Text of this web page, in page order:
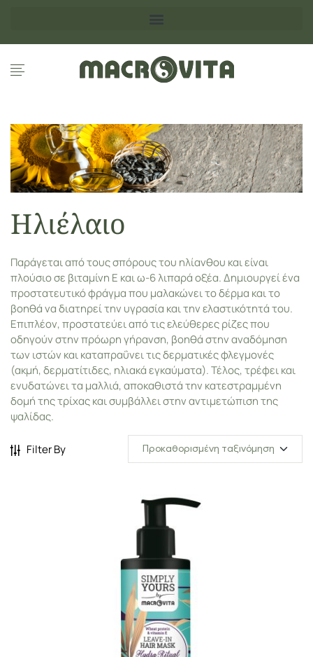
Ηλιέλαιο
Παράγεται από τους σπόρους του ηλίανθου και είναι
πλούσιο σε βιταμίνη Ε και ω-6 λιπαρά οξέα. Δημιουργεί ένα
προστατευτικό φράγμα που μαλακώνει το δέρμα και το
βοηθά να διατηρεί την υγρασία και την ελαστικότητά του.
Επιπλέον, προστατεύει από τις ελεύθερες ρίζες που
οδηγούν στην πρόωρη γήρανση, βοηθά στην αναδόμηση
των ιστών και καταπραΰνει τις δερματικές φλεγμονές
(ακμή, δερματίτιδες, ηλιακά εγκαύματα). Τέλος, τρέφει και
ενυδατώνει τα μαλλιά, αποκαθιστά την κατεστραμμένη
δομή της τρίχας και συμβάλλει στην αντιμετώπιση της
ψαλίδας.
Filter By